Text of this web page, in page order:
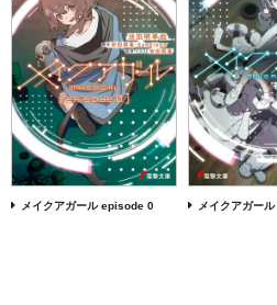
メイクアガール episode 0 メイクアガール